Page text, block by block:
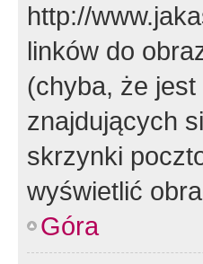
http://
linków do
(chyba, że
znajdujących
skrzynki
wyświetlić
Góra